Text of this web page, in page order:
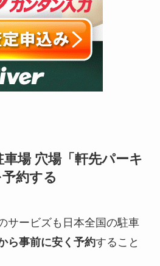
車場 穴場「軒先パーキ
約する
サービズも日本全国の駐車
ら事前に安く予約すること